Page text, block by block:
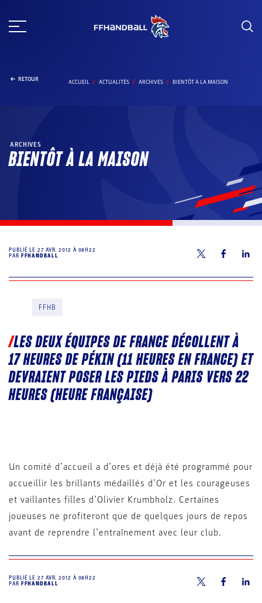
au
RETOUR ACCUEIL ACTUALITÉS ARCHIVES BIENTÔT À LA MAISON
ARCHIVES
BIENTÔT À LA MAISON
PUBLIÉ LE27 AVR. 2012 À 08H22
PAR FFHANDBALL
FFHB
LES DEUX ÉQUIPES DE FRANCE DÉCOLLENT À
17 HEURES DE PÉKIN (11 HEURES EN FRANCE) ET
DEVRAIENT POSER LES PIEDS À PARIS VERS 22
HEURES (HEURE FRANÇAISE)
Un comité d’accueil a d’ores et déjà été programmé pour
accueillir les brillants médaillés d’Or et les courageuses
et vaillantes filles d’Olivier Krumbholz. Certaines
joueuses ne profiteront que de quelques jours de repos
avant de reprendre l’entraînement avec leur club.
PUBLIÉ LE27 AVR. 2012 À 08H22
PAR FFHANDBALL